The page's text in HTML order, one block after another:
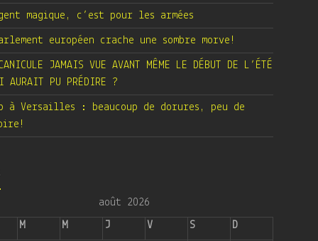
magique, c’est pour les armées
européen crache une sombre morve!
JAMAIS VUE AVANT MÊME LE DÉBUT DE L’ÉTÉ
AURAIT PU PRÉDIRE ?
à Versailles : beaucoup de dorures, peu de
août 2026
M M J V S
D